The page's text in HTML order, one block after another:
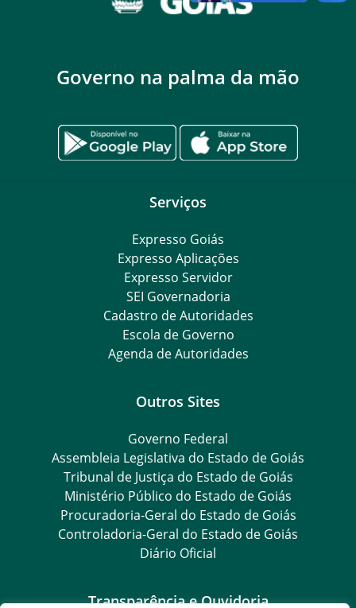
Governo na palma da mão
Serviços
Expresso Goiás
Expresso Aplicações
Expresso Servidor
SEI Governadoria
Cadastro de Autoridades
Escola de Governo
Agenda de Autoridades
Outros Sites
Governo Federal
Assembleia Legislativa do Estado de Goiás
Tribunal de Justiça do Estado de Goiás
Ministério Público do Estado de Goiás
Procuradoria-Geral do Estado de Goiás
Controladoria-Geral do Estado de Goiás
Diário Oficial
Transparência e Ouvidoria